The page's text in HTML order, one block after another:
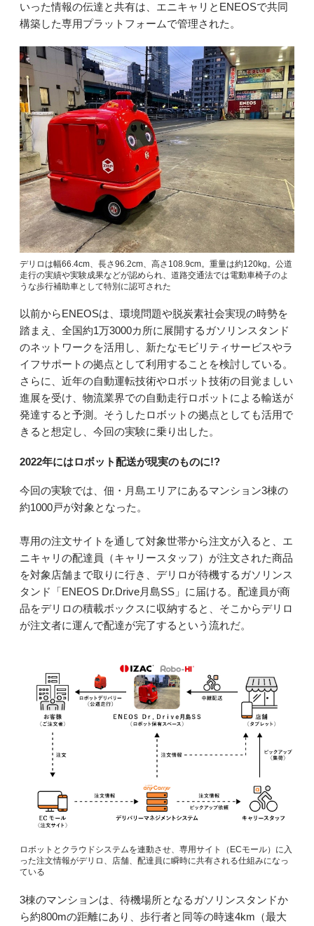
いった情報の伝達と共有は、エニキャリとENEOSで共同
構築した専用プラットフォームで管理された。
デリロは幅66.4cm、長さ96.2cm、高さ108.9cm。重量は約120kg。公道
走行の実績や実験成果などが認められ、道路交通法では電動車椅子のよ
うな歩行補助車として特別に認可された
以前からENEOSは、環境問題や脱炭素社会実現の時勢を
踏まえ、全国約1万3000カ所に展開するガソリンスタンド
のネットワークを活用し、新たなモビリティサービスやラ
イフサポートの拠点として利用することを検討している。
さらに、近年の自動運転技術やロボット技術の目覚ましい
進展を受け、物流業界での自動走行ロボットによる輸送が
発達すると予測。そうしたロボットの拠点としても活用で
きると想定し、今回の実験に乗り出した。
2022年にはロボット配送が現実のものに!?
今回の実験では、佃・月島エリアにあるマンション3棟の
約1000戸が対象となった。
専用の注文サイトを通して対象世帯から注文が入ると、エ
ニキャリの配達員（キャリースタッフ）が注文された商品
を対象店舗まで取りに行き、デリロが待機するガソリンス
タンド「ENEOS Dr.Drive月島SS」に届ける。配達員が商
品をデリロの積載ボックスに収納すると、そこからデリロ
が注文者に運んで配達が完了するという流れだ。
ロボットとクラウドシステムを連動させ、専用サイト（ECモール）に入
った注文情報がデリロ、店舗、配達員に瞬時に共有される仕組みになっ
ている
3棟のマンションは、待機場所となるガソリンスタンドか
ら約800mの距離にあり、歩行者と同等の時速4km（最大